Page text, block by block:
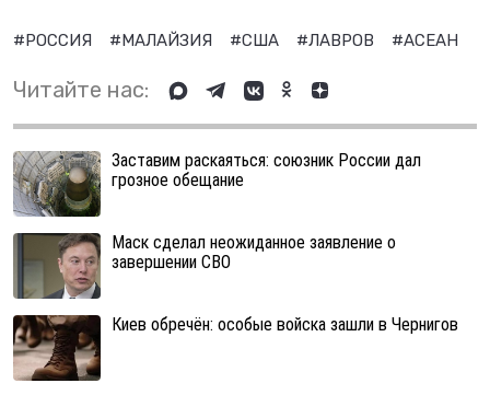
#РОССИЯ #МАЛАЙЗИЯ #США #ЛАВРОВ #АСЕАН
Читайте нас:
Заставим раскаяться: союзник России дал
грозное обещание
Маск сделал неожиданное заявление о
завершении СВО
Киев обречён: особые войска зашли в Чернигов